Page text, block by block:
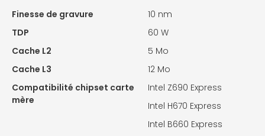
Finesse de gravure
10 nm
TDP
60 W
Cache L2
5 Mo
Cache L3
12 Mo
Compatibilité chipset carte
mère
Intel Z690 Express
Intel H670 Express
Intel B660 Express